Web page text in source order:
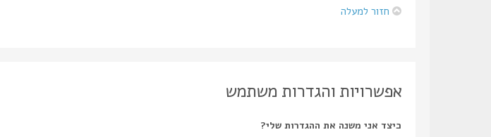
חזור למעלה
אפשרויות והגדרות משתמש
כיצד אני משנה את ההגדרות שלי?